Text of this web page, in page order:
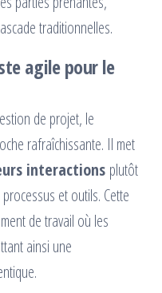
traditionnelles.
agile pour le
de projet, le
rafraîchissante. Il met
interactions plutôt
et outils. Cette
de travail où les
ainsi une